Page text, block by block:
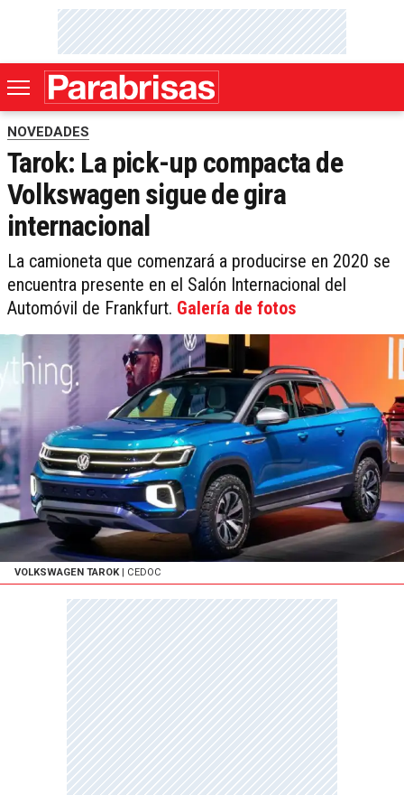
NOVEDADES
Tarok: La pick-up compacta de
Volkswagen sigue de gira
internacional
La camioneta que comenzará a producirse en 2020 se
encuentra presente en el Salón Internacional del
Automóvil de Frankfurt. Galería de fotos
VOLKSWAGEN TAROK| CEDOC